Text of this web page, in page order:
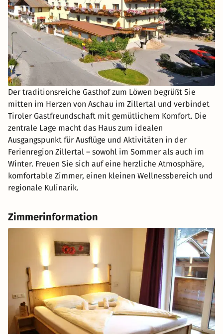
Der traditionsreiche Gasthof zum Löwen begrüßt Sie
mitten im Herzen von Aschau im Zillertal und verbindet
Tiroler Gastfreundschaft mit gemütlichem Komfort. Die
zentrale Lage macht das Haus zum idealen
Ausgangspunkt für Ausflüge und Aktivitäten in der
Ferienregion Zillertal – sowohl im Sommer als auch im
Winter. Freuen Sie sich auf eine herzliche Atmosphäre,
komfortable Zimmer, einen kleinen Wellnessbereich und
regionale Kulinarik.
Zimmerinformation